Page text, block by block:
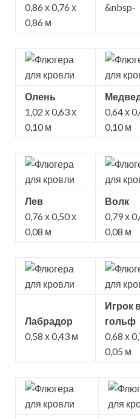
0,86 х 0,76 х
0,86 м
&nbsp-
Олень
1,02 х 0,63 х
0,10 м
0,64 х
0,10 м
Лев
0,76 х 0,50 х
0,08 м
Волк
0,79 х
0,08 м
Лабрадор
0,58 х 0,43 м
Игрок
гольф
0,68 х
0,05 м